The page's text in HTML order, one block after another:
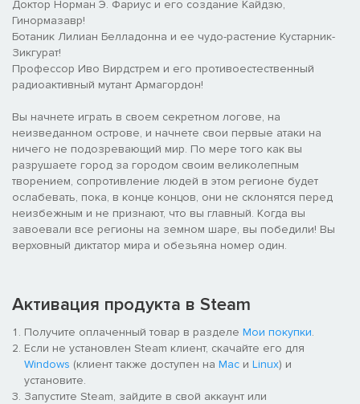
Доктор Норман Э. Фариус и его создание Кайдзю,
Гинормазавр!
Ботаник Лилиан Белладонна и ее чудо-растение Кустарник-
Зикгурат!
Профессор Иво Вирдстрем и его противоестественный
радиоактивный мутант Армагордон!
Вы начнете играть в своем секретном логове, на
неизведанном острове, и начнете свои первые атаки на
ничего не подозревающий мир. По мере того как вы
разрушаете город за городом своим великолепным
творением, сопротивление людей в этом регионе будет
ослабевать, пока, в конце концов, они не склонятся перед
неизбежным и не признают, что вы главный. Когда вы
завоевали все регионы на земном шаре, вы победили! Вы
верховный диктатор мира и обезьяна номер один.
Активация продукта в Steam
Получите оплаченный товар в разделе Мои покупки.
Если не установлен Steam клиент, скачайте его для
Windows (клиент также доступен на Mac и Linux) и
установите.
Запустите Steam, зайдите в свой аккаунт или